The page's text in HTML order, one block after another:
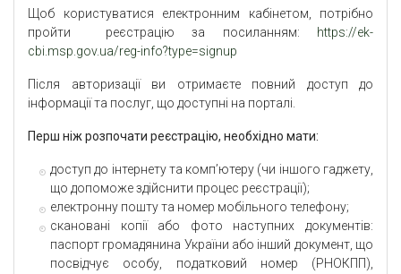
Щоб користуватися електронним кабінетом, потрібно
пройти реєстрацію за посиланням: https://ek-
cbi.msp.gov.ua/reg-info?type=signup
Після авторизації ви отримаєте повний доступ до
інформації та послуг, що доступні на порталі.
Перш ніж розпочати реєстрацію, необхідно мати:
доступ до інтернету та комп’ютеру (чи іншого гаджету,
що допоможе здійснити процес реєстрації);
електронну пошту та номер мобільного телефону;
скановані копії або фото наступних документів:
паспорт громадянина України або інший документ, що
посвідчує особу, податковий номер (РНОКПП),